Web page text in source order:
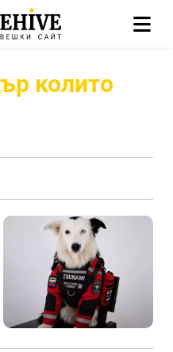
колито